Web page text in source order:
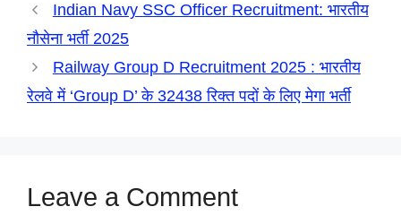
r
Indian Navy SSC Officer Recruitment: भारतीय
नौसेना भर्ती 2025
Railway Group D Recruitment 2025 : भारतीय
रेलवे में ‘Group D’ के 32438 रिक्त पदों के लिए मेगा भर्ती
Leave a Comment